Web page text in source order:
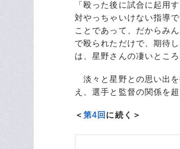
「殴った後に試合に起用
対やっちゃいけない指導
ことであって、だからみ
で殴られただけで、期待
は、星野さんの凄いとこ
淡々と星野との思い出を
え、選手と監督の関係を
＜第4回 に続く＞